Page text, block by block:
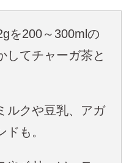
を200～300mlの
してチャーガ茶と
ルクや豆乳、アガ
も。